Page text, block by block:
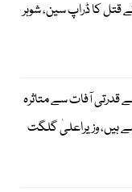
خاتون کے قتل کا ڈراپ سین، شوہر
آفات سے متاثرہ
ہیں، وزیراعلیٰ گلگت